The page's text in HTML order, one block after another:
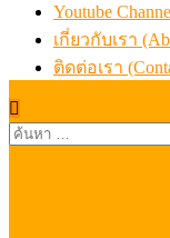
Youtube
เกี่ยวกับเรา
ติดต่อเรา
ค้นหา